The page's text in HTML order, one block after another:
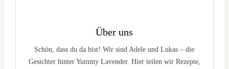
Über uns
Schön, dass du da bist! Wir sind Adele und Lukas – die
Gesichter hinter Yummy Lavender. Hier teilen wir Rezepte,